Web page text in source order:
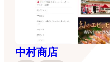
中村商店